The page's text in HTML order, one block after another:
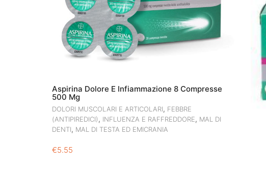
Aspirina Dolore E Infiammazione 8 Compresse
500 Mg
DOLORI MUSCOLARI E ARTICOLARI, FEBBRE
(ANTIPIREDICI), INFLUENZA E RAFFREDDORE, MAL DI
DENTI, MAL DI TESTA ED EMICRANIA
€5.55